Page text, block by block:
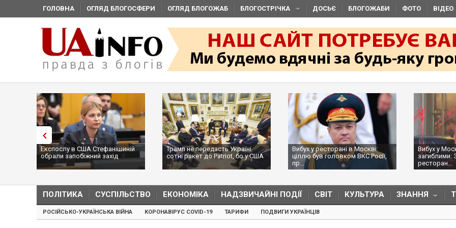
ГОЛОВНА ОГЛЯД БЛОГОСФЕРИ ОГЛЯД БЛОГОЖАБ БЛОГОСТРІЧКА ДОСЬЄ БЛОГОЖАБИ ФОТО ВІДЕО
Експослу в США Стефанішиній
обрали запобіжний захід
Трамп не передасть Україні
сотні ракет до Patriot, бо у США
...
Вибух у ресторані в Москві:
ціллю був головком ВКС Росії,
пр...
Вибух у
загиблими:
ресторан...
ПОЛІТИКА СУСПІЛЬСТВО ЕКОНОМІКА НАДЗВИЧАЙНІ ПОДІЇ СВІТ КУЛЬТУРА ЗНАННЯ
РОСІЙСЬКО-УКРАЇНСЬКА ВІЙНА КОРОНАВІРУС COVID-19 ТАРИФИ ПОДВИГИ УКРАЇНЦІВ